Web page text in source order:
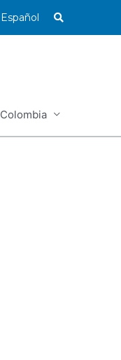
Español
Colombia